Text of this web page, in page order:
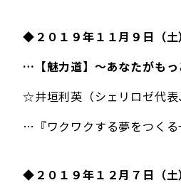
◆２０１９年１１月９日（
…【魅力道】～あなたがも
☆井垣利英（シェリロゼ代
…『ワクワクする夢をつく
◆２０１９年１２月７日（